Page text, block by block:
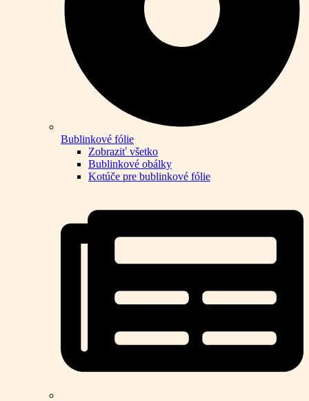
Bublinkové fólie
Zobraziť všetko
Bublinkové obálky
Kotúče pre bublinkové fólie